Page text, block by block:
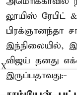
லூயிஸ் ரேபிட்
பிரக்ஞானந்தா
இந்நிலையில்,
விஜய் தனது
இருப்பதாவது:-
X